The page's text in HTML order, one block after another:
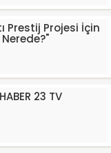
Prestij Projesi İçin
23 TV